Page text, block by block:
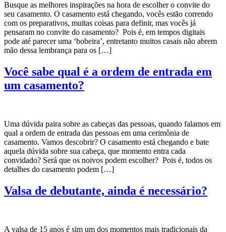
Busque as melhores inspirações na hora de escolher o convite do
seu casamento. O casamento está chegando, vocês estão correndo
com os preparativos, muitas coisas para definir, mas vocês já
pensaram no convite do casamento? Pois é, em tempos digitais
pode até parecer uma ‘bobeira’, entretanto muitos casais não abrem
mão dessa lembrança para os […]
Você sabe qual é a ordem de entrada em
um casamento?
Uma dúvida paira sobre as cabeças das pessoas, quando falamos em
qual a ordem de entrada das pessoas em uma cerimônia de
casamento. Vamos descobrir? O casamento está chegando e bate
aquela dúvida sobre sua cabeça, que momento entra cada
convidado? Será que os noivos podem escolher? Pois é, todos os
detalhes do casamento podem […]
Valsa de debutante, ainda é necessário?
A valsa de 15 anos é sim um dos momentos mais tradicionais da